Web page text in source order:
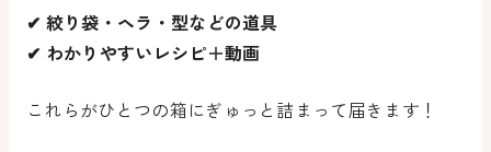
✔ 絞り袋・ヘラ・型などの道具
✔ わかりやすいレシピ＋動画
これらがひとつの箱にぎゅっと詰まって届きます！